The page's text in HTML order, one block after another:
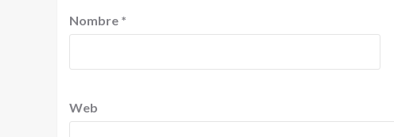
Nombre *
Web